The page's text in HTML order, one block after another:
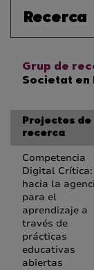
Recerca
Grup de
Societat en
Projectes de
recerca
Competencia
Digital Crítica:
hacia la
para el
aprendizaje a
través de
prácticas
educativas
abiertas